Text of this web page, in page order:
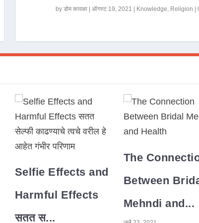
by डोम कावळा| ऑगस्ट 19, 2021 Knowledge, Religion
Selfie Effects and
Harmful Effects
सतत स...
The
Between
Mehndi and...